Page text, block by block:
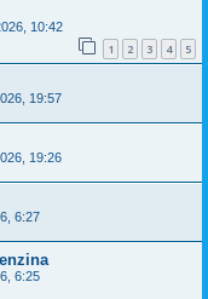
10:42
1 2 3 4 5
19:57
19:26
6:27
6:25